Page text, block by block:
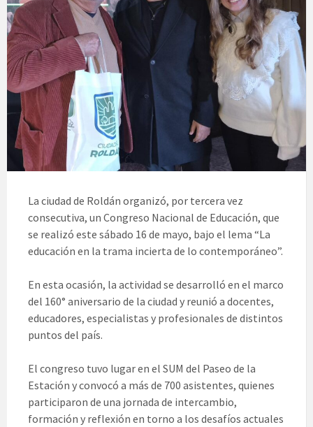
La ciudad de Roldán organizó, por tercera vez
consecutiva, un Congreso Nacional de Educación, que
se realizó este sábado 16 de mayo, bajo el lema “La
educación en la trama incierta de lo contemporáneo”.
En esta ocasión, la actividad se desarrolló en el marco
del 160° aniversario de la ciudad y reunió a docentes,
educadores, especialistas y profesionales de distintos
puntos del país.
El congreso tuvo lugar en el SUM del Paseo de la
Estación y convocó a más de 700 asistentes, quienes
participaron de una jornada de intercambio,
formación y reflexión en torno a los desafíos actuales